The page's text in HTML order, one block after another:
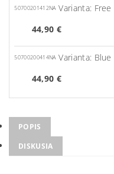
50700201412NA Varianta: Free
44,90 €
50700200414NA Varianta: Blue
44,90 €
POPIS
DISKUSIA